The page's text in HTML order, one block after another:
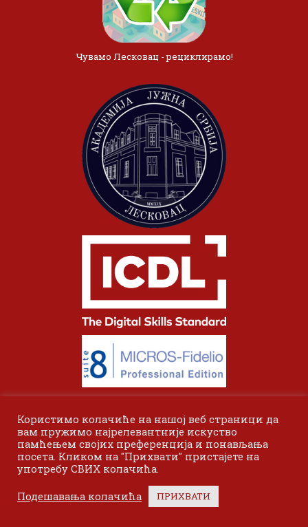
Чувамо Лесковац - рециклирамо!
© 2024 Одсек Висока пословна школа Лесковац. Сва права
задржана.
Користимо колачиће на нашој веб страници да
вам пружимо најрелевантније искуство
памћењем својих преференција и понављања
посета. Кликом на "Прихвати" пристајете на
употребу СВИХ колачића.
Подешавања колачића ПРИХВАТИ